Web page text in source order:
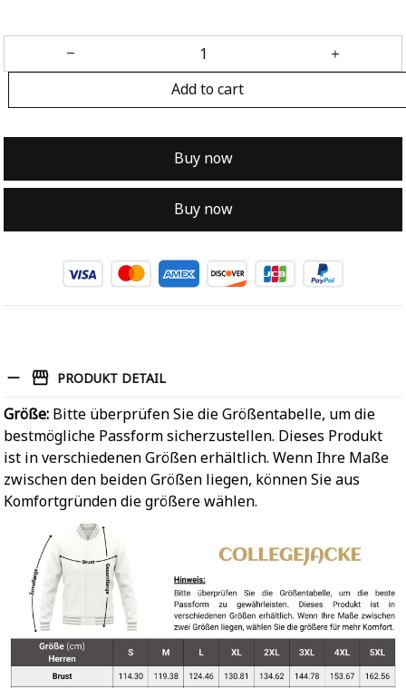
Add to cart
Buy now
Buy now
PRODUKT DETAIL
Größe: Bitte überprüfen Sie die Größentabelle, um die
bestmögliche Passform sicherzustellen. Dieses Produkt
ist in verschiedenen Größen erhältlich. Wenn Ihre Maße
zwischen den beiden Größen liegen, können Sie aus
Komfortgründen die größere wählen.